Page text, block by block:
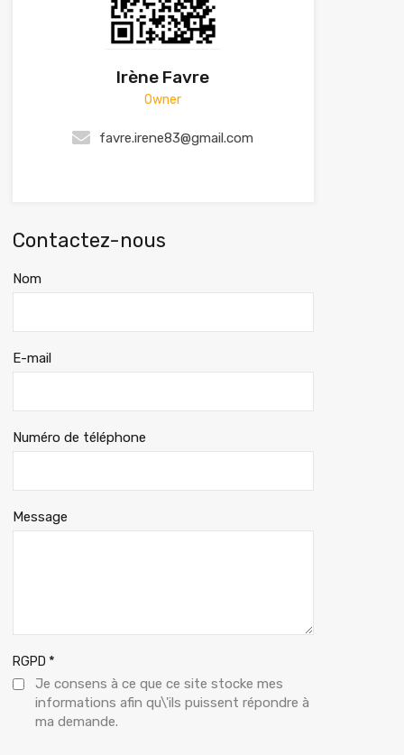
Irène Favre
Owner
favre.irene83@gmail.com
Contactez-nous
Nom
E-mail
Numéro de téléphone
Message
RGPD *
Je consens à ce que ce site stocke mes
informations afin qu\'ils puissent répondre à
ma demande.